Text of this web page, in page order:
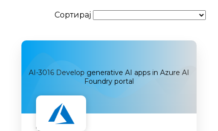
Сортирај
AI-3016 Develop generative AI apps in Azure AI
Foundry portal
Наскоро